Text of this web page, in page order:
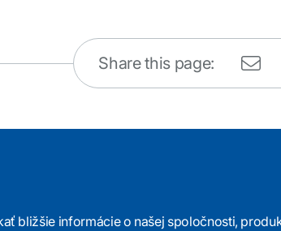
Share this page:
bližšie informácie o našej spoločnosti,